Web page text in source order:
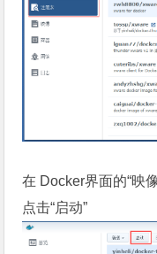
在 Docker界面的“映
点击“启动”